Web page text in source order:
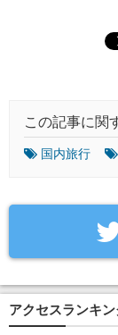
この記事に関
国内旅行
アクセスランキン